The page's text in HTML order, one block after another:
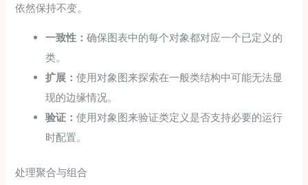
依然保持不变。
一致性：确保图表中的每个对象都对应一个已定义的
类。
扩展：使用对象图来探索在一般类结构中可能无法显
现的边缘情况。
验证：使用对象图来验证类定义是否支持必要的运行
时配置。
处理聚合与组合